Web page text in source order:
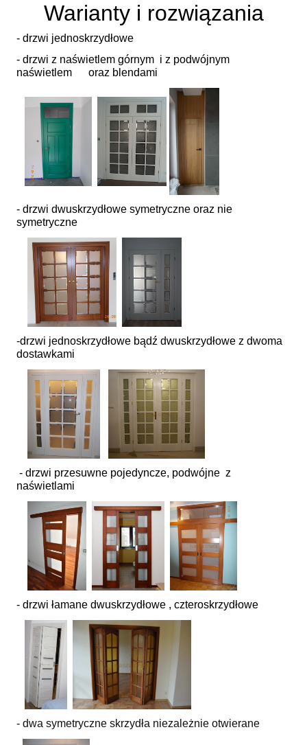
Warianty i rozwiązania
- drzwi jednoskrzydłowe
- drzwi z naświetlem górnym i z podwójnym
naświetlem oraz blendami
- drzwi dwuskrzydłowe symetryczne oraz nie
symetryczne
-drzwi jednoskrzydłowe bądź dwuskrzydłowe z dwoma
dostawkami
- drzwi przesuwne pojedyncze, podwójne z
naświetlami
- drzwi łamane dwuskrzydłowe , czteroskrzydłowe
- dwa symetryczne skrzydła niezależnie otwierane